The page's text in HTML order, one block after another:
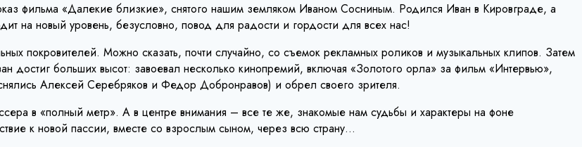
фильма «Далекие близкие», снятого нашим земляком Иваном Сосниным. Родился Иван в Кировграде, а
на новый уровень, безусловно, повод для радости и гордости для всех нас!
покровителей. Можно сказать, почти случайно, со съемок рекламных роликов и музыкальных клипов. Затем
достиг больших высот: завоевал несколько кинопремий, включая «Золотого орла» за фильм «Интервью»,
Алексей Серебряков и Федор Добронравов) и обрел своего зрителя.
в «полный метр». А в центре внимания – все те же, знакомые нам судьбы и характеры на фоне
к новой пассии, вместе со взрослым сыном, через всю страну…